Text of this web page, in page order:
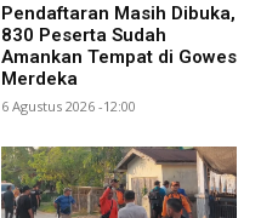
Pendaftaran Masih Dibuka,
830 Peserta Sudah
Amankan Tempat di Gowes
Merdeka
6 Agustus 2026 -12:00